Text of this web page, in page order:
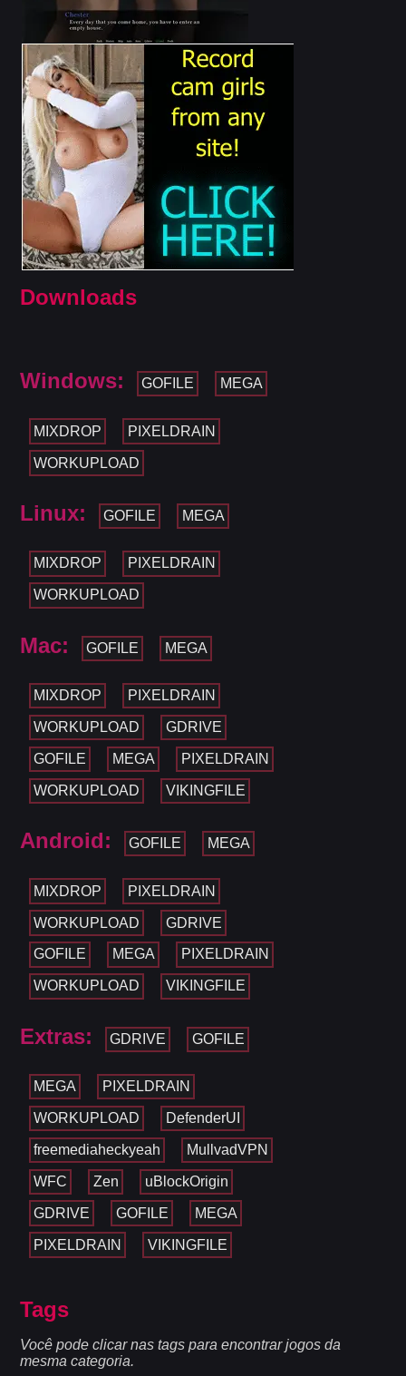
Downloads
Windows: GOFILE MEGA
MIXDROP PIXELDRAIN
WORKUPLOAD
Linux: GOFILE MEGA
MIXDROP PIXELDRAIN
WORKUPLOAD
Mac: GOFILE MEGA
MIXDROP PIXELDRAIN
WORKUPLOAD GDRIVE
GOFILE MEGA PIXELDRAIN
WORKUPLOAD VIKINGFILE
Android: GOFILE MEGA
MIXDROP PIXELDRAIN
WORKUPLOAD GDRIVE
GOFILE MEGA PIXELDRAIN
WORKUPLOAD VIKINGFILE
Extras: GDRIVE GOFILE
MEGA PIXELDRAIN
WORKUPLOAD DefenderUI
freemediaheckyeah MullvadVPN
WFC Zen uBlockOrigin
GDRIVE GOFILE MEGA
PIXELDRAIN VIKINGFILE
Tags
Você pode clicar nas tags para encontrar jogos da
mesma categoria.